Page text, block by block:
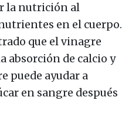
la nutrición al
en el cuerpo.
que el vinagre
absorción de calcio y
puede ayudar a
en sangre después